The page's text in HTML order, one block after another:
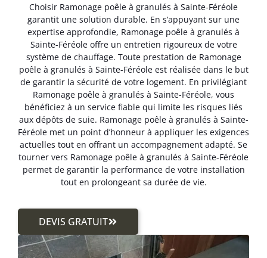
Choisir Ramonage poêle à granulés à Sainte-Féréole
garantit une solution durable. En s’appuyant sur une
expertise approfondie, Ramonage poêle à granulés à
Sainte-Féréole offre un entretien rigoureux de votre
système de chauffage. Toute prestation de Ramonage
poêle à granulés à Sainte-Féréole est réalisée dans le but
de garantir la sécurité de votre logement. En privilégiant
Ramonage poêle à granulés à Sainte-Féréole, vous
bénéficiez à un service fiable qui limite les risques liés
aux dépôts de suie. Ramonage poêle à granulés à Sainte-
Féréole met un point d’honneur à appliquer les exigences
actuelles tout en offrant un accompagnement adapté. Se
tourner vers Ramonage poêle à granulés à Sainte-Féréole
permet de garantir la performance de votre installation
tout en prolongeant sa durée de vie.
DEVIS GRATUIT